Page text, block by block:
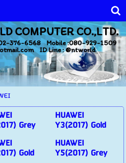
COMPUTER CO.,LTD.
376-6568 Mobile :080-929-1509
ID Line : @ntworld
Grey
HUAWEI
Y3(2017) Gold
Gold
HUAWEI
Y5(2017) Grey